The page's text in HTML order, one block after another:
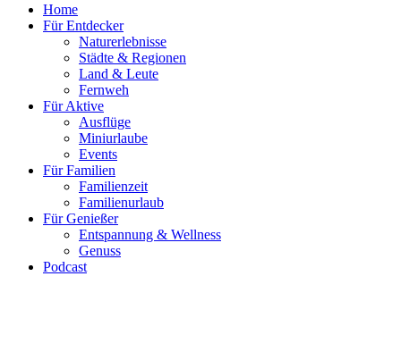
Home
Für Entdecker
Naturerlebnisse
Städte & Regionen
Land & Leute
Fernweh
Für Aktive
Ausflüge
Miniurlaube
Events
Für Familien
Familienzeit
Familienurlaub
Für Genießer
Entspannung & Wellness
Genuss
Podcast